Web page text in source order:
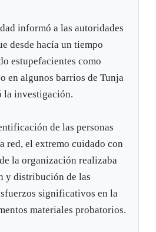
informó a las autoridades
desde hacía un tiempo
estupefacientes como
en algunos barrios de Tunja
la investigación.
de las personas
red, el extremo cuidado con
la organización realizaba
y distribución de las
significativos en la
materiales probatorios.